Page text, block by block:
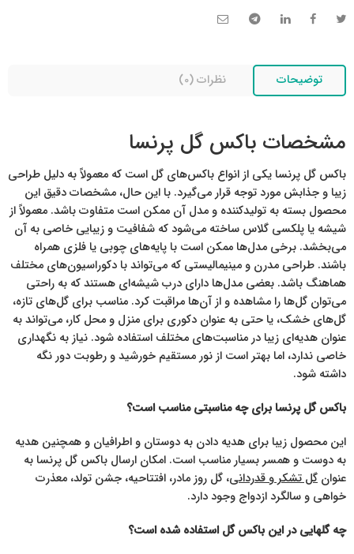
توضیحات نظرات (0)
مشخصات باکس گل پرنسا
باکس گل پرنسا یکی از انواع باکس‌های گل است که معمولاً به دلیل طراحی
زیبا و جذابش مورد توجه قرار می‌گیرد. با این حال، مشخصات دقیق این
محصول بسته به تولیدکننده و مدل آن ممکن است متفاوت باشد. معمولاً از
شیشه یا پلکسی گلاس ساخته می‌شود که شفافیت و زیبایی خاصی به آن
می‌بخشد. برخی مدل‌ها ممکن است با پایه‌های چوبی یا فلزی همراه
باشند. طراحی مدرن و مینیمالیستی که می‌تواند با دکوراسیون‌های مختلف
هماهنگ باشد. بعضی مدل‌ها دارای درب شیشه‌ای هستند که به راحتی
می‌توان گل‌ها را مشاهده و از آن‌ها مراقبت کرد. مناسب برای گل‌های تازه،
گل‌های خشک، یا حتی به عنوان دکوری برای منزل و محل کار، می‌تواند به
عنوان هدیه‌ای زیبا در مناسبت‌های مختلف استفاده شود. نیاز به نگهداری
خاصی ندارد، اما بهتر است از نور مستقیم خورشید و رطوبت دور نگه
داشته شود.
باکس گل پرنسا برای چه مناسبتی مناسب است؟
این محصول زیبا برای هدیه دادن به دوستان و اطرافیان و همچنین هدیه
به دوست و همسر بسیار مناسب است. امکان ارسال باکس گل پرنسا به
عنوان گل تشکر و قدردانی، گل روز مادر، افتتاحیه، جشن تولد، معذرت
خواهی و سالگرد ازدواج وجود دارد.
چه گلهایی در این باکس گل استفاده شده است؟